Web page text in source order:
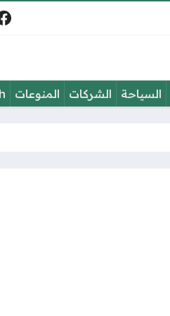
السياحة الشركات المنوعات